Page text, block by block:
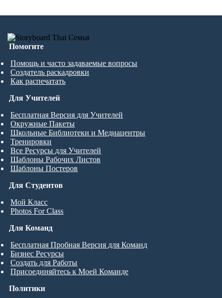
Помогите
Помощь и часто задаваемые вопросы
Создатель раскадровки
Как распечатать
Для Студентов
Мой Класс
Photos For Class
Для Учителей
Бесплатная Версия для Учителей
Окружные Пакеты
Школьные Библиотеки и Медиацентры
Тренировки
Все Ресурсы для Учителей
Шаблоны Рабочих Листов
Шаблоны Постеров
Для Команд
Бесплатная Пробная Версия для Команд
Бизнес Ресурсы
Создать для Работы
Присоединяйтесь к Моей Команде
Политики